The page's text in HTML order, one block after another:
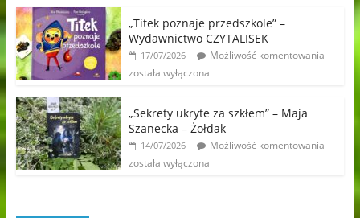
„Titek poznaje przedszkole” –
Wydawnictwo CZYTALISEK
17/07/2026
Możliwość komentowania
została wyłączona
„Sekrety ukryte za szkłem” – Maja
Szanecka – Żołdak
14/07/2026
Możliwość komentowania
została wyłączona